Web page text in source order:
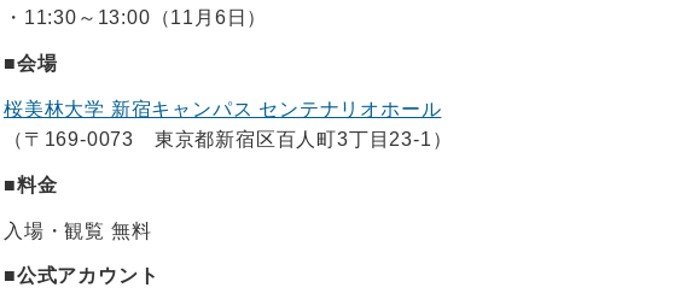
・11:30～13:00（11月6日）
■会場
桜美林大学 新宿キャンパス センテナリオホール
（〒169-0073 東京都新宿区百人町3丁目23-1）
■料金
入場・観覧 無料
■公式アカウント